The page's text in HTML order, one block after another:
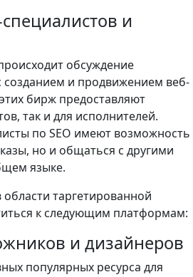
и
обсуждение
созданием и продвижением веб-
бирж предоставляют
так и для исполнителей.
по SEO имеют возможность
но и общаться с другими
языке.
таргетированной
к следующим платформам:
и дизайнеров
популярных ресурса для